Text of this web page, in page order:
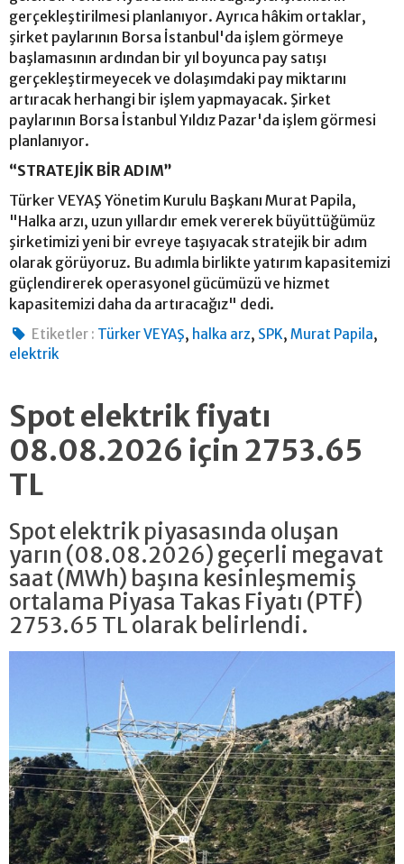
gerçekleştirilmesi planlanıyor. Ayrıca hâkim ortaklar,
şirket paylarının Borsa İstanbul'da işlem görmeye
başlamasının ardından bir yıl boyunca pay satışı
gerçekleştirmeyecek ve dolaşımdaki pay miktarını
artıracak herhangi bir işlem yapmayacak. Şirket
paylarının Borsa İstanbul Yıldız Pazar'da işlem görmesi
planlanıyor.
“STRATEJİK BİR ADIM”
Türker VEYAŞ Yönetim Kurulu Başkanı Murat Papila,
"Halka arzı, uzun yıllardır emek vererek büyüttüğümüz
şirketimizi yeni bir evreye taşıyacak stratejik bir adım
olarak görüyoruz. Bu adımla birlikte yatırım kapasitemizi
güçlendirerek operasyonel gücümüzü ve hizmet
kapasitemizi daha da artıracağız" dedi.
Etiketler : Türker VEYAŞ, halka arz, SPK,Murat Papila,
elektrik
Spot elektrik fiyatı
08.08.2026 için 2753.65
TL
Spot elektrik piyasasında oluşan
yarın (08.08.2026) geçerli megavat
saat (MWh) başına kesinleşmemiş
ortalama Piyasa Takas Fiyatı (PTF)
2753.65 TL olarak belirlendi.